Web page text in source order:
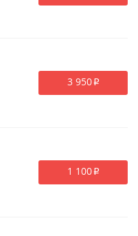
3 950p
1 100p